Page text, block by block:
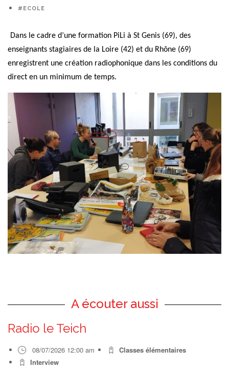
#ECOLE
Dans le cadre d’une formation PiLi à St Genis (69), des
enseignants stagiaires de la Loire (42) et du Rhône (69)
enregistrent une création radiophonique dans les conditions du
direct en un minimum de temps.
A écouter aussi
Radio le Teich
08/07/2026 12:00 am
Classes élémentaires
Interview